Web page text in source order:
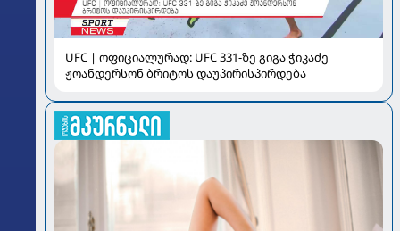
UFC | ოფიციალურად: UFC 331-ზე გიგა ჭიკაძე
ჟოანდერსონ ბრიტოს დაუპირისპირდება